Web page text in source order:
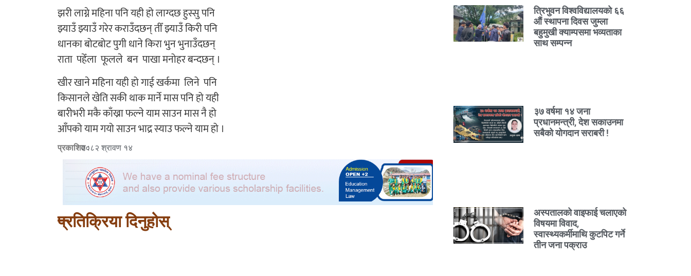
झरी लाग्ने महिना पनि यही हो लाग्दछ हुस्सु पनि
झ्याउँ झ्याउँ गरेर कराउँदछन् तीँ झ्याउँ किरी पनि
धानका बोटबोट पुगी धाने किरा भुन भुनाउँदछन्
राता पहेँला फूलले बन पाखा मनोहर बन्दछन् ।
खीर खाने महिना यही हो गाई खर्कमा लिने पनि
किसानले खेति सकी थाक मार्ने मास पनि हो यही
बारीभरी मकै काँख्रा फल्ने याम साउन मास नै हो
आँपको याम गयो साउन भाद्र स्याउ फल्ने याम हो ।
प्रकाशित :२०८२ श्रावण १४
प्रतिक्रिया दिनुहोस्
त्रिभुवन विश्वविद्यालयको ६६
औं स्थापना दिवस जुम्ला
बहुमुखी क्याम्पसमा भव्यताका
साथ सम्पन्न
३७ वर्षमा १४ जना
प्रधानमन्त्री, देश सकाउनमा
सबैको योगदान सराबरी !
अस्पतालको वाइफाई चलाएको
विषयमा विवाद,
स्वास्थ्यकर्मीमाथि कुटपिट गर्ने
तीन जना पक्राउ